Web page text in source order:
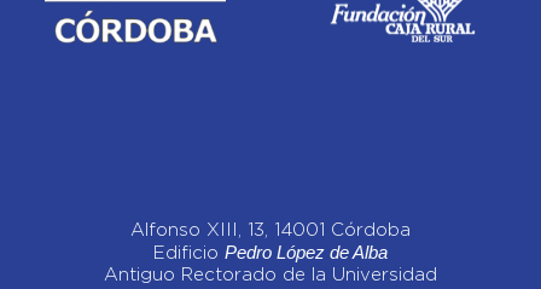
Alfonso XIII, 13, 14001 Córdoba
Edificio Pedro López de Alba
Antiguo Rectorado de la Universidad